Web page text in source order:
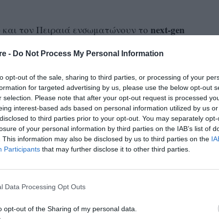
- Do Not Process My Personal Information
opt-out of the sale, sharing to third parties, or processing of your
for targeted advertising by us, please use the below opt-out
selection. Please note that after your opt-out request is processed
interest-based ads based on personal information utilized by us
to third parties prior to your opt-out. You may separately
of your personal information by third parties on the IAB’s list of
This information may also be disclosed by us to third parties on the
Participants that may further disclose it to other third parties.
Data Processing Opt Outs
opt-out of the Sharing of my personal data.
τον Πειραιά ενσωματώνουν το next-gen
ατμόσφαιρα.
δύο καταστήματα διατηρούν τον
φέρνουν κοντά το κλασικό με το σύγχρονο
φιλικές προς το περιβάλλον.